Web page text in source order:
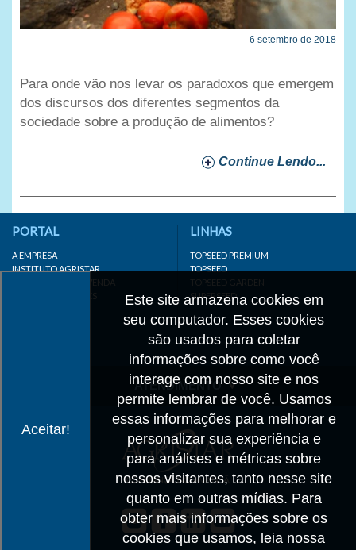
6 setembro de 2018
Para onde vão nos levar os paradoxos que emergem
dos discursos dos diferentes segmentos da
sociedade sobre a produção de alimentos?
Continue Lendo...
Aceitar!
Este site armazena cookies em
seu computador. Esses cookies
são usados para coletar
informações sobre como você
interage com nosso site e nos
permite lembrar de você. Usamos
essas informações para melhorar e
personalizar sua experiência e
para análises e métricas sobre
nossos visitantes, tanto nesse site
quanto em outras mídias. Para
obter mais informações sobre os
cookies que usamos, leia nossa
PORTAL
A EMPRESA
INSTITUTO AGRISTAR
DISTRIBUIDOR/REVENDA
LINKS IMPORTANTES
LINHAS
TOPSEED PREMIUM
TOPSEED
TOPSEED GARDEN
SUPERSEED
ATENDIMENTO
CADASTRO
TRABALHE CONOSCO